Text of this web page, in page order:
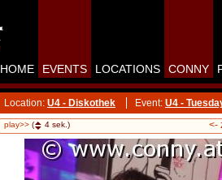
HOME EVENTS LOCATIONS CONNY
Location: U4 - Diskothek Event: U4 -
play>> ( 4 sek.) <-